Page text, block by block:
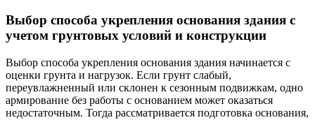
Выбор способа укрепления основания здания с
учетом грунтовых условий и конструкции
Выбор способа укрепления основания здания начинается с
оценки грунта и нагрузок. Если грунт слабый,
переувлажненный или склонен к сезонным подвижкам, одно
армирование без работы с основанием может оказаться
недостаточным. Тогда рассматривается подготовка основания,